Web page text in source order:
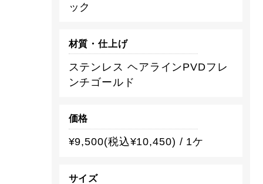
ック
材質・仕上げ
ステンレス ヘアラインPVDフレ
ンチゴールド
価格
¥9,500(税込¥10,450) / 1ケ
サイズ